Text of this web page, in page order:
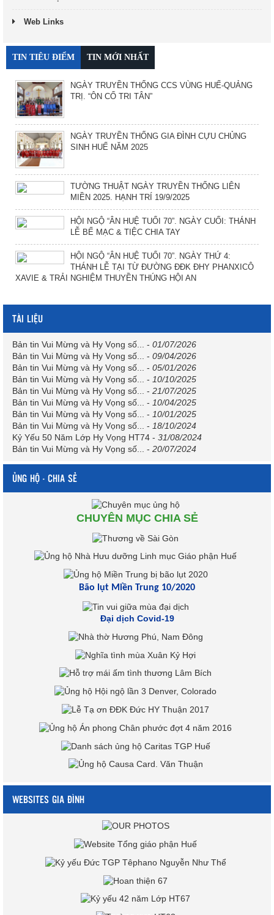
Web Links
TIN TIÊU ĐIỂM TIN MỚI NHẤT
NGÀY TRUYỀN THỐNG CCS VÙNG HUẾ-QUẢNG
TRỊ. “ÔN CỐ TRI TÂN”
NGÀY TRUYỀN THỐNG GIA ĐÌNH CỰU CHỦNG
SINH HUẾ NĂM 2025
TƯỜNG THUẬT NGÀY TRUYỀN THỐNG LIÊN
MIỀN 2025. HẠNH TRÍ 19/9/2025
HỘI NGỘ “ÂN HUỆ TUỔI 70”. NGÀY CUỐI: THÁNH
LỄ BẾ MẠC & TIỆC CHIA TAY
HỘI NGỘ “ÂN HUỆ TUỔI 70”. NGÀY THỨ 4:
THÁNH LỄ TẠI TỪ ĐƯỜNG ĐĐK ĐHY PHANXICÔ
XAVIE & TRẢI NGHIỆM THUYỀN THÚNG HỘI AN
TÀI LIỆU
Bản tin Vui Mừng và Hy Vọng số... - 01/07/2026
Bản tin Vui Mừng và Hy Vọng số...
- 09/04/2026
Bản tin Vui Mừng và Hy Vọng số...
- 05/01/2026
Bản tin Vui Mừng và Hy Vọng số...
- 10/10/2025
Bản tin Vui Mừng và Hy Vọng số...
- 21/07/2025
Bản tin Vui Mừng và Hy Vọng số...
- 10/04/2025
Bản tin Vui Mừng và Hy Vọng số...
- 10/01/2025
Bản tin Vui Mừng và Hy Vọng số...
- 18/10/2024
Kỷ Yếu 50 Năm Lớp Hy Vọng HT74 - 31/08/2024
Bản tin Vui Mừng và Hy Vọng số...
- 20/07/2024
ỦNG HỘ - CHIA SẺ
CHUYÊN MỤC CHIA SẺ
Bão lụt Miền Trung 10/2020
Đại dịch Covid-19
WEBSITES GIA ĐÌNH